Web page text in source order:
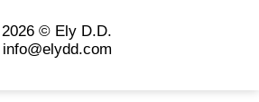
2026 © Ely D.D.
info@elydd.com